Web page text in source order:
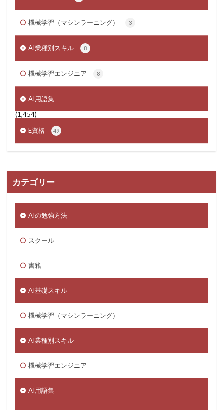
機械学習（マシンラーニング） 3
AI業種別スキル 8
機械学習エンジニア 8
AI用語集
(1,454)
E資格
49
カテゴリー
AIの勉強方法
スクール
書籍
AI基礎スキル
機械学習（マシンラーニング）
AI業種別スキル
機械学習エンジニア
AI用語集